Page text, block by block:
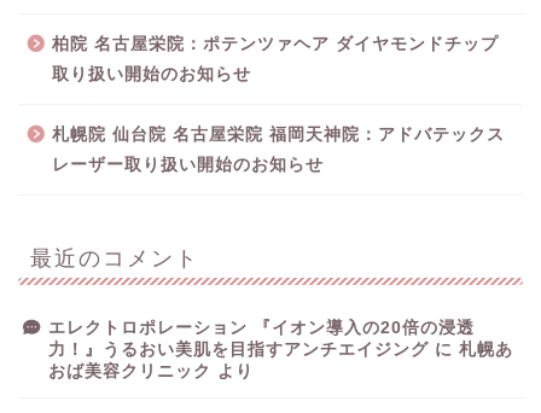
柏院 名古屋栄院：ポテンツァヘア ダイヤモンドチップ
取り扱い開始のお知らせ
札幌院 仙台院 名古屋栄院 福岡天神院：アドバテックス
レーザー取り扱い開始のお知らせ
最近のコメント
エレクトロポレーション 『イオン導入の20倍の浸透
力！』うるおい美肌を目指すアンチエイジング に 札幌あ
おば美容クリニック より